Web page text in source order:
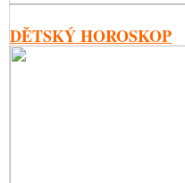
DĚTSKÝ HOROSKOP